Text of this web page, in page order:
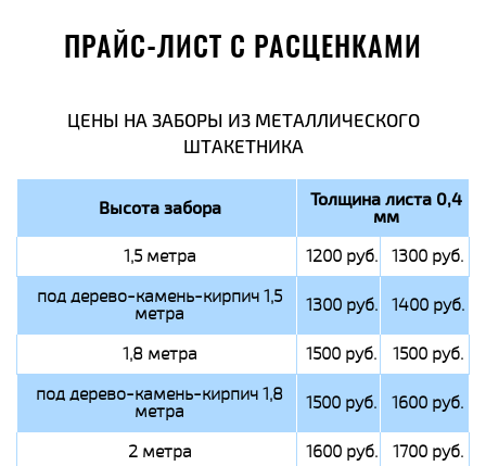
ПРАЙС-ЛИСТ С РАСЦЕНКАМИ
ЦЕНЫ НА ЗАБОРЫ ИЗ МЕТАЛЛИЧЕСКОГО
ШТАКЕТНИКА
Высота забора Толщина листа 0,4
мм
1,5 метра 1200 руб.
1300 руб.
под дерево-камень-кирпич 1,5
метра 1300 руб. 1400 руб.
1,8 метра 1500 руб.
1500 руб.
под дерево-камень-кирпич 1,8
метра 1500 руб. 1600 руб.
2 метра 1600 руб.
1700 руб.